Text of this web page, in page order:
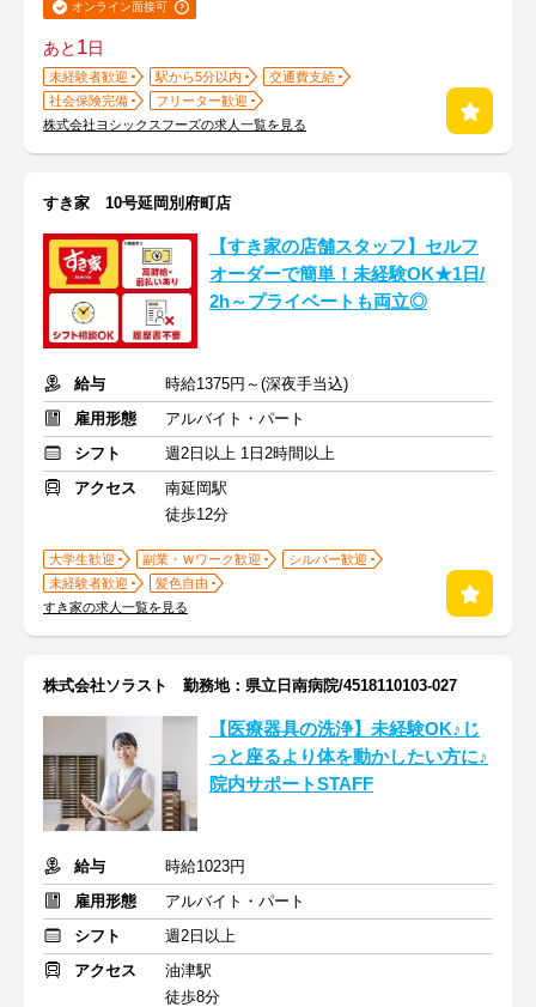
オンライン面接可
あと 1日
未経験者歓迎 駅から5分以内
交通費支給
社会保険完備
フリーター歓迎
株式会社ヨシックスフーズの求人一覧を見る
すき家 10号延岡別府町店
【すき家の店舗スタッフ】セルフ
オーダーで簡単！未経験OK★1日/
2h～プライベートも両立◎
給与
時給1375円～(深夜手当込)
雇用形態
アルバイト・パート
シフト
週2日以上 1日2時間以上
アクセス
南延岡駅
徒歩12分
大学生歓迎 副業・Ｗワーク歓迎
シルバー歓迎
未経験者歓迎
髪色自由
すき家の求人一覧を見る
株式会社ソラスト 勤務地：県立日南病院/4518110103-027
【医療器具の洗浄】未経験OK♪じ
っと座るより体を動かしたい方に♪
院内サポートSTAFF
給与
時給1023円
雇用形態
アルバイト・パート
シフト
週2日以上
アクセス
油津駅
徒歩8分